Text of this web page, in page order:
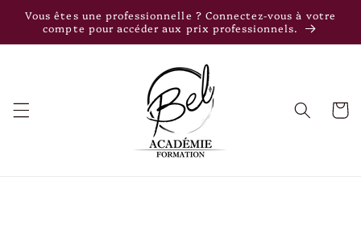
passer
contenu
Vous êtes une professionnelle ? Connectez-vous à votre
compte pour accéder aux prix professionnels.
Panier